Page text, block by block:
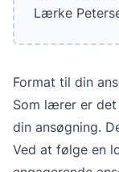
Lærke
Format til din
Som lærer er
din ansøgning.
Ved at følge en